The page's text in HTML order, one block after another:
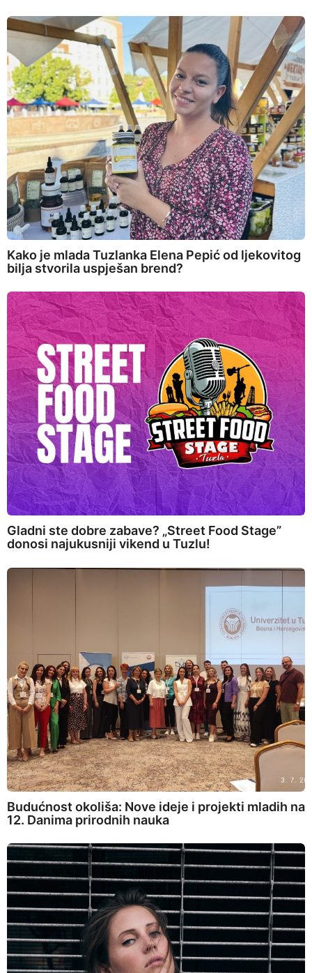
Kako je mlada Tuzlanka Elena Pepić od ljekovitog
bilja stvorila uspješan brend?
Gladni ste dobre zabave? „Street Food Stage”
donosi najukusniji vikend u Tuzlu!
Budućnost okoliša: Nove ideje i projekti mladih na
12. Danima prirodnih nauka